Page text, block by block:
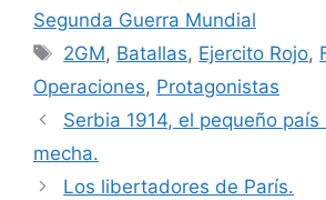
Segunda Guerra Mundial
Etiquetas
2GM, Batallas, Ejercito Rojo,
Operaciones, Protagonistas
Serbia 1914, el pequeño
mecha.
Los libertadores de París.